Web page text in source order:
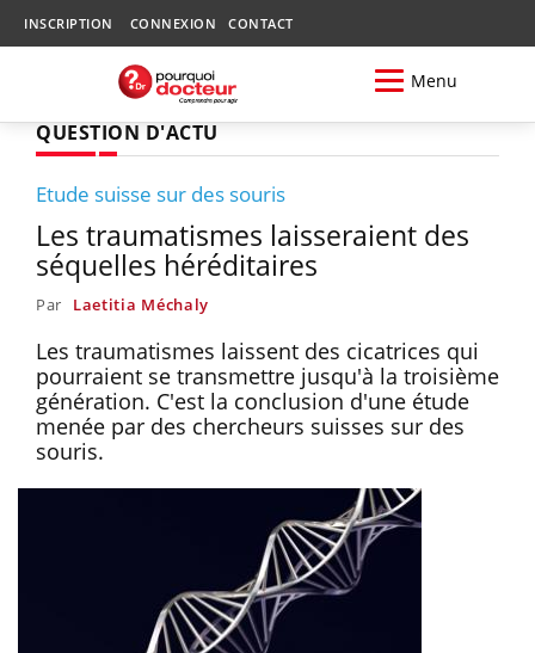
INSCRIPTION CONNEXION CONTACT
Menu
QUESTION D'ACTU
Etude suisse sur des souris
Les traumatismes laisseraient des
séquelles héréditaires
Par Laetitia Méchaly
Les traumatismes laissent des cicatrices qui
pourraient se transmettre jusqu'à la troisième
génération. C'est la conclusion d'une étude
menée par des chercheurs suisses sur des
souris.